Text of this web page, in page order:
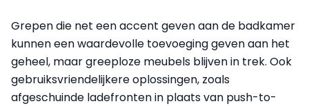
Grepen die net een accent geven aan de badkamer
kunnen een waardevolle toevoeging geven aan het
geheel, maar greeploze meubels blijven in trek. Ook
gebruiksvriendelijkere oplossingen, zoals
afgeschuinde ladefronten in plaats van push-to-